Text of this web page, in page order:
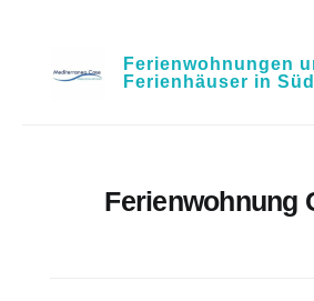
Ferienwohnungen
Ferienhäuser in
Ferienwohnung